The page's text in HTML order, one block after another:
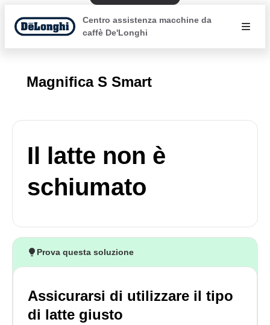
Centro assistenza macchine da
caffè De'Longhi
Magnifica S Smart
Il latte non è
schiumato
Prova questa soluzione
Assicurarsi di utilizzare il tipo
di latte giusto